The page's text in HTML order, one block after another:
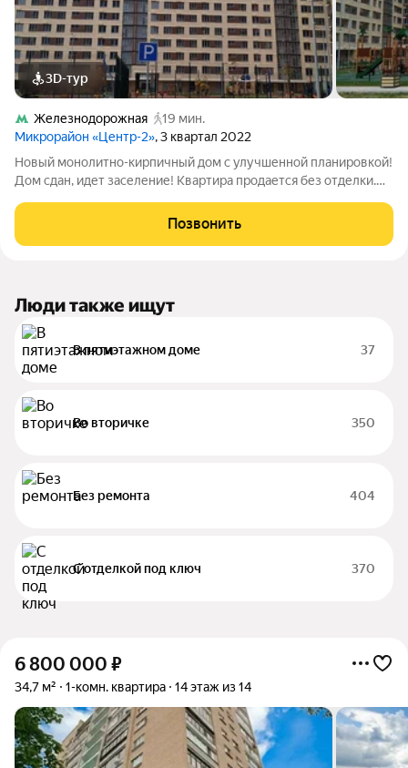
3D-тур
Железнодорожная
19 мин.
Микрорайон «Центр-2», 3 квартал 2022
Новый монолитно-кирпичный дом с улучшенной планировкой!
Дом сдан, идет заселение! Квартира продается без отделки.
освещение, зоны отдыха, детские и спортивные площадки. В
пяти минутах ходьбы
Позвонить
Люди также ищут
В пятиэтажном доме 37
Во вторичке 350
Без ремонта 404
С отделкой под ключ 370
6 800 000 ₽
34,7 м² 1-комн. квартира 14 этаж из 14